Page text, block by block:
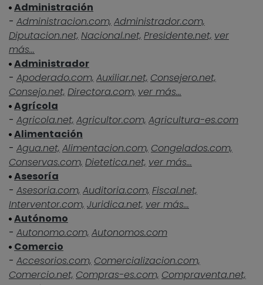
Administración
- Administracion.com, Administrador.com,
Diputacion.net, Nacional.net, Presidente.net, ver
más...
Administrador
- Apoderado.com, Auxiliar.net, Consejero.net,
Consejo.net, Directora.com, ver más...
Agrícola
- Agricola.net, Agricultor.com, Agricultura-es.com
Alimentación
- Agua.net, Alimentacion.com, Congelados.com,
Conservas.com, Dietetica.net, ver más...
Asesoría
- Asesoria.com, Auditoria.com, Fiscal.net,
Interventor.com, Juridica.net, ver más...
Autónomo
- Autonomo.com, Autonomos.com
Comercio
- Accesorios.com, Comercializacion.com,
Comercio.net, Compras-es.com, Compraventa.net,